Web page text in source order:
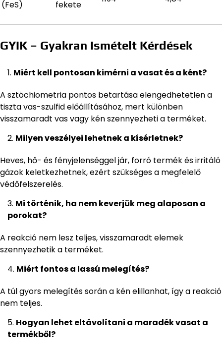
(FeS)
fekete
GYIK – Gyakran Ismételt Kérdések
Miért kell pontosan kimérni a vasat és a ként?
A sztöchiometria pontos betartása elengedhetetlen a
tiszta vas-szulfid előállításához, mert különben
visszamaradt vas vagy kén szennyezheti a terméket.
Milyen veszélyei lehetnek a kísérletnek?
Heves, hő- és fényjelenséggel jár, forró termék és irritáló
gázok keletkezhetnek, ezért szükséges a megfelelő
védőfelszerelés.
Mi történik, ha nem keverjük meg alaposan a
porokat?
A reakció nem lesz teljes, visszamaradt elemek
szennyezhetik a terméket.
Miért fontos a lassú melegítés?
A túl gyors melegítés során a kén elillanhat, így a reakció
nem teljes.
Hogyan lehet eltávolítani a maradék vasat a
termékből?